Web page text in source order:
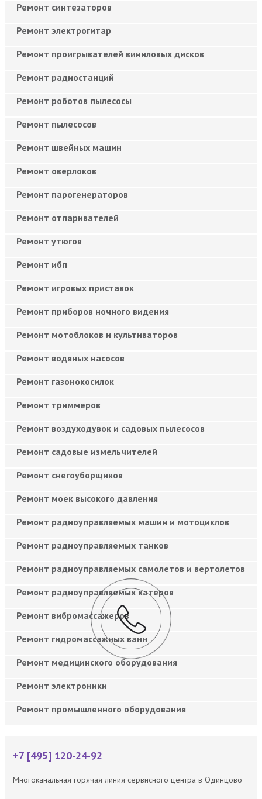
Ремонт синтезаторов
Ремонт электрогитар
Ремонт проигрывателей виниловых дисков
Ремонт радиостанций
Ремонт роботов пылесосы
Ремонт пылесосов
Ремонт швейных машин
Ремонт оверлоков
Ремонт парогенераторов
Ремонт отпаривателей
Ремонт утюгов
Ремонт ибп
Ремонт игровых приставок
Ремонт приборов ночного видения
Ремонт мотоблоков и культиваторов
Ремонт водяных насосов
Ремонт газонокосилок
Ремонт триммеров
Ремонт воздуходувок и садовых пылесосов
Ремонт садовые измельчителей
Ремонт снегоуборщиков
Ремонт моек высокого давления
Ремонт радиоуправляемых машин и мотоциклов
Ремонт радиоуправляемых танков
Ремонт радиоуправляемых самолетов и вертолетов
Ремонт радиоуправляемых катеров
Ремонт вибромассажеров
Ремонт гидромассажных ванн
Ремонт медицинского оборудования
Ремонт электроники
Ремонт промышленного оборудования
+7 [495] 120-24-92
Многоканальная горячая линия сервисного центра в Одинцово